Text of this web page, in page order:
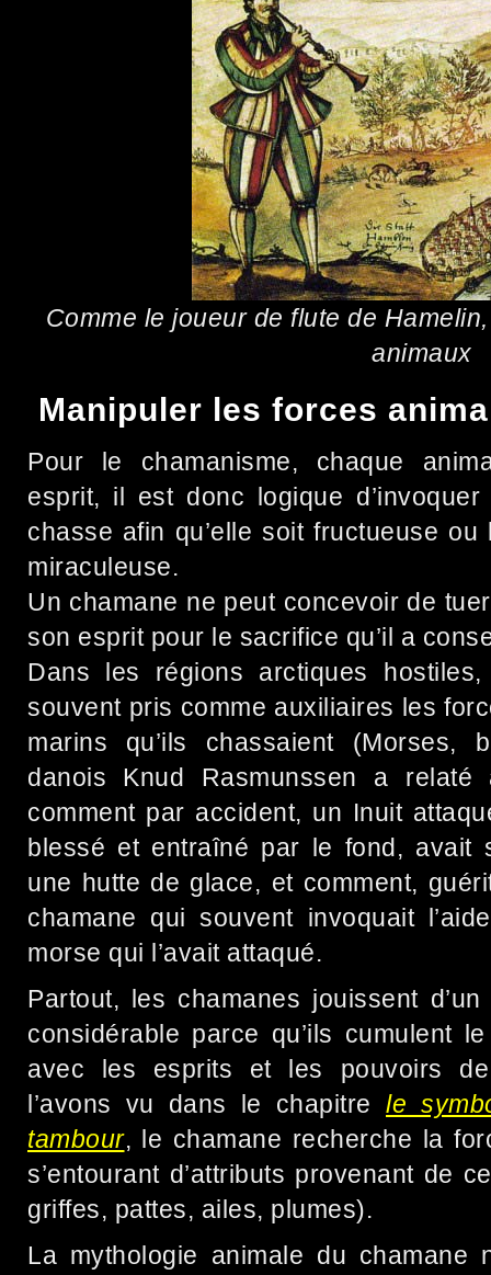
Comme le joueur de flute de
animaux
Manipuler les forces
Pour le chamanisme, chaque
esprit, il est donc logique
chasse afin qu’elle soit fructueuse
miraculeuse.
Un chamane ne peut concevoir de
son esprit pour le sacrifice qu’il a
Dans les régions arctiques
souvent pris comme auxiliaires les
marins qu’ils chassaient (Morses,
danois Knud Rasmunssen a
comment par accident, un Inuit
blessé et entraîné par le fond, avait
une hutte de glace, et comment,
chamane qui souvent invoquait
morse qui l’avait attaqué.
Partout, les chamanes jouissent
considérable parce qu’ils cumulent
avec les esprits et les pouvoirs
l’avons vu dans le chapitre le
tambour, le chamane recherche la
s’entourant d’attributs provenant de
griffes, pattes, ailes, plumes).
La mythologie animale du chamane